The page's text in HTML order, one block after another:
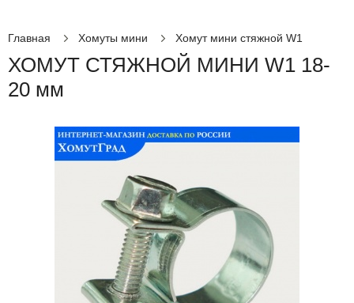
Главная Хомуты мини Хомут мини стяжной W1
ХОМУТ СТЯЖНОЙ МИНИ W1 18-
20 мм